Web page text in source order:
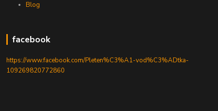
Blog
facebook
https://www.facebook.com/Pleten%C3%A1-vod%C3%ADtka-
109269820772860